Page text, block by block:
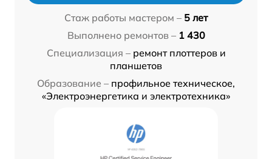
Стаж работы мастером – 5 лет
Выполнено ремонтов – 1 430
Специализация – ремонт плоттеров и
планшетов
Образование – профильное техническое,
«Электроэнергетика и электротехника»